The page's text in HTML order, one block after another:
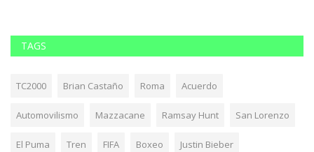
TAGS
TC2000 Brian Castaño Roma Acuerdo
Automovilismo Mazzacane Ramsay Hunt San Lorenzo
El Puma Tren FIFA Boxeo Justin Bieber